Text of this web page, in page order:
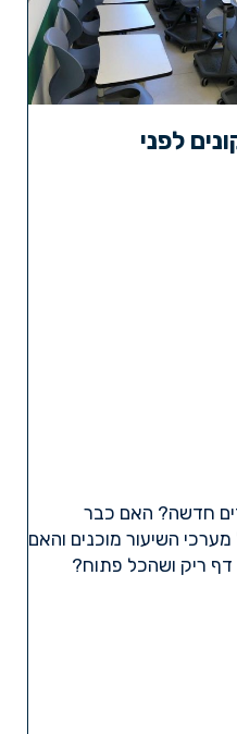
לפני
חדשה? האם כבר
השיעור מוכנים והאם
ריק ושהכל פתוח?